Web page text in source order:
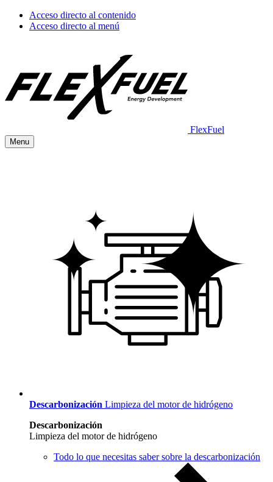
Acceso directo al contenido
Acceso directo al menú
FlexFuel
Menu
Descarbonización Limpieza del motor de hidrógeno
Descarbonización
Limpieza del motor de hidrógeno
Todo lo que necesitas saber sobre la descarbonización